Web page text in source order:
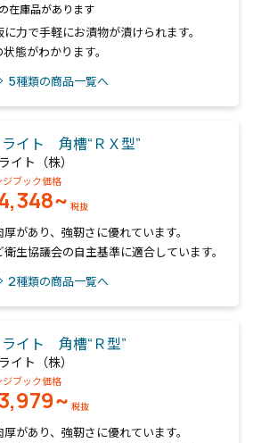
在庫品があります
力で手軽にお漬物が漬けられます。
態がわかります。
5種類の商品一覧へ
イト 角槽“ＲＸ型”
イト（株）
ジブック価格
税抜
があり、強靭さに優れています。
生協議会の自主基準に適合しています。
2種類の商品一覧へ
イト 角槽“Ｒ型”
イト（株）
ジブック価格
税抜
があり、強靭さに優れています。